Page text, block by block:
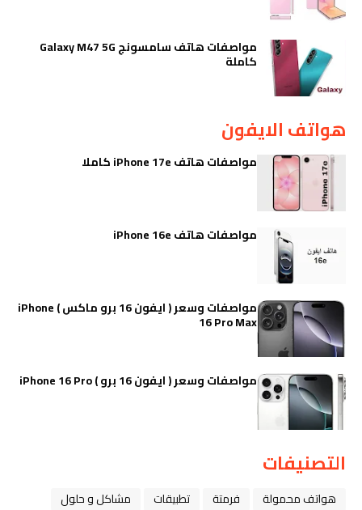
مواصفات هاتف سامسونج Galaxy M47 5G
كاملة
هواتف الايفون
مواصفات هاتف iPhone 17e كاملا
مواصفات هاتف iPhone 16e
مواصفات وسعر ( ايفون 16 برو ماكس ) iPhone
16 Pro Max
مواصفات وسعر ( ايفون 16 برو ) iPhone 16 Pro
التصنيفات
هواتف محمولة فرمتة تطبيقات
مشاكل و حلول